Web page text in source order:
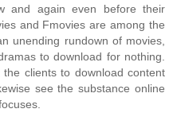
and again even before their
and Fmovies are among the
unending rundown of movies,
to download for nothing.
clients to download content
see the substance online